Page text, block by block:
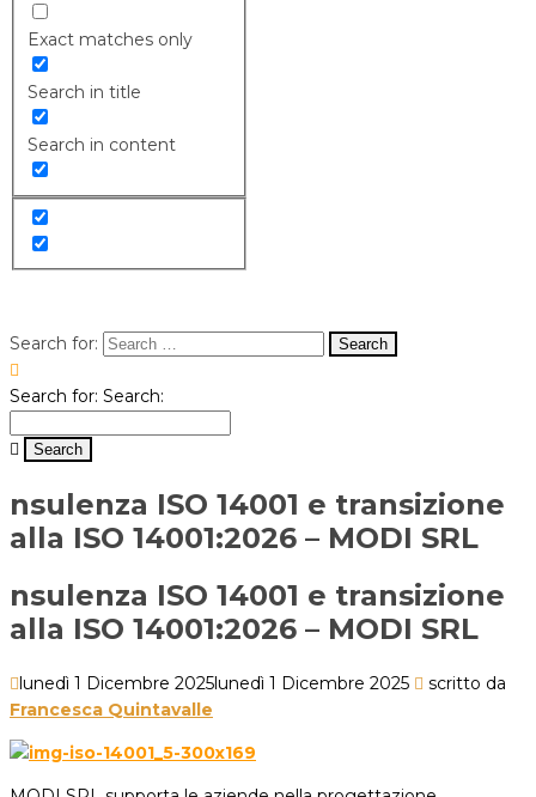
Exact matches only
Search in title
Search in content
Search for:
Search for: Search:
nsulenza ISO 14001 e transizione
alla ISO 14001:2026 – MODI SRL
nsulenza ISO 14001 e transizione
alla ISO 14001:2026 – MODI SRL
lunedì 1 Dicembre 2025lunedì 1 Dicembre 2025
scritto da
Francesca Quintavalle